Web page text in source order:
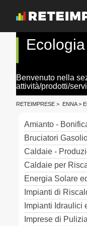
Benvenuto nella
attività/prodotti/
RETEIMPRESE > ENNA>
Amianto -
Bruciatori
Caldaie -
Caldaie per
Energia Solare
Impianti di
Impianti Idraulici
Imprese di Pulizia